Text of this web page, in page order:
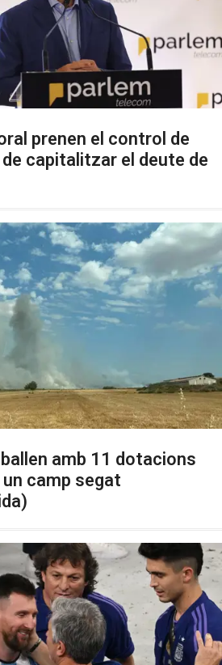
prenen el control de
capitalitzar el deute de
amb 11 dotacions
camp segat